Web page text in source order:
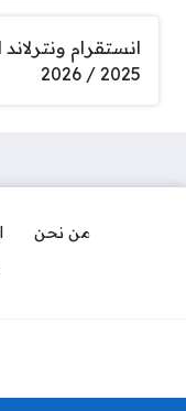
انستقرام
2025 / 2026
من نحن